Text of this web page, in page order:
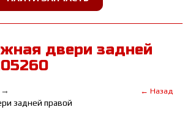
двери задней
задней правой
← Назад